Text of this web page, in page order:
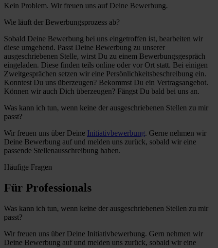
Kein Problem. Wir freuen uns auf Deine Bewerbung.
Wie läuft der Bewerbungsprozess ab?
Sobald Deine Bewerbung bei uns eingetroffen ist, bearbeiten wir
diese umgehend. Passt Deine Bewerbung zu unserer
ausgeschriebenen Stelle, wirst Du zu einem Bewerbungsgespräch
eingeladen. Diese finden teils online oder vor Ort statt. Bei einigen
Zweitgesprächen setzen wir eine Persönlichkeitsbeschreibung ein.
Konntest Du uns überzeugen? Bekommst Du ein Vertragsangebot.
Können wir auch Dich überzeugen? Fängst Du bald bei uns an.
Was kann ich tun, wenn keine der ausgeschriebenen Stellen zu mir
passt?
Wir freuen uns über Deine Initiativbewerbung. Gerne nehmen wir
Deine Bewerbung auf und melden uns zurück, sobald wir eine
passende Stellenausschreibung haben.
Häufige Fragen
Für Professionals
Was kann ich tun, wenn keine der ausgeschriebenen Stellen zu mir
passt?
Wir freuen uns über Deine Initiativbewerbung. Gern nehmen wir
Deine Bewerbung auf und melden uns zurück, sobald wir eine